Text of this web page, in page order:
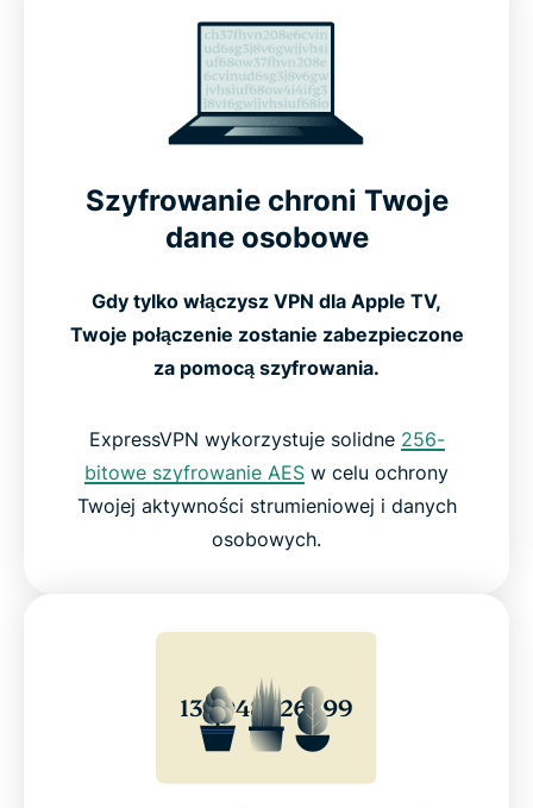
Jak skonfigurować ExpressVPN na Apple TV
Zobacz, jak działa ExpressVPN na Apple TV
Darmowe VPN kontra płatne VPN dla Apple TV
Często zadawane pytania: O usługach VPN dla
Apple TV
Szyfrowanie chroni Twoje
dane osobowe
Gdy tylko włączysz VPN dla Apple TV,
Twoje połączenie zostanie zabezpieczone
za pomocą szyfrowania.
ExpressVPN wykorzystuje solidne 256-
bitowe szyfrowanie AES w celu ochrony
Twojej aktywności strumieniowej i danych
osobowych.